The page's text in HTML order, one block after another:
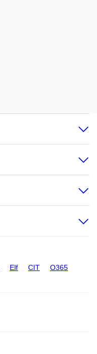
Elf CIT O365